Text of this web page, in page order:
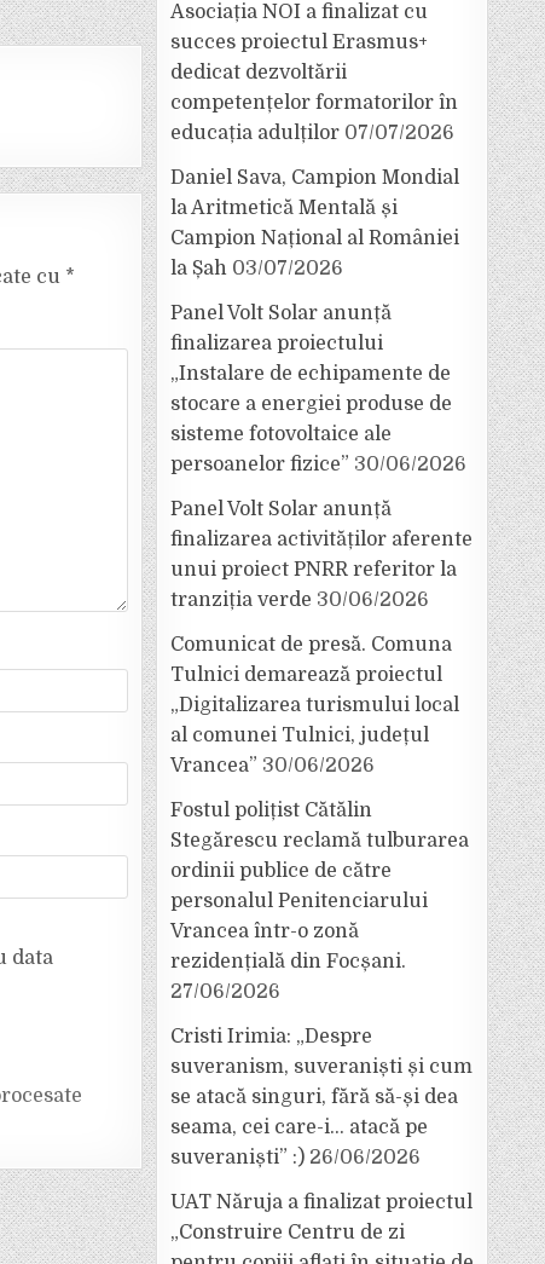
cu *
data
Asociația NOI a finalizat cu
succes proiectul Erasmus+
dedicat dezvoltării
competențelor formatorilor în
educația adulților 07/07/2026
Daniel Sava, Campion Mondial
la Aritmetică Mentală și
Campion Național al României
la Șah 03/07/2026
Panel Volt Solar anunță
finalizarea proiectului
„Instalare de echipamente de
stocare a energiei produse de
sisteme fotovoltaice ale
persoanelor fizice” 30/06/2026
Panel Volt Solar anunță
finalizarea activităților aferente
unui proiect PNRR referitor la
tranziția verde 30/06/2026
Comunicat de presă. Comuna
Tulnici demarează proiectul
„Digitalizarea turismului local
al comunei Tulnici, județul
Vrancea” 30/06/2026
Fostul polițist Cătălin
Stegărescu reclamă tulburarea
ordinii publice de către
personalul Penitenciarului
Vrancea într-o zonă
rezidențială din Focșani.
27/06/2026
Cristi Irimia: „Despre
suveranism, suveraniști și cum
se atacă singuri, fără să-și dea
seama, cei care-i… atacă pe
suveraniști” :) 26/06/2026
UAT Năruja a finalizat proiectul
„Construire Centru de zi